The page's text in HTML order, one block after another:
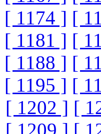
[ 1174 ] [
[ 1181 ] [
[ 1188 ] [
[ 1195 ] [
[ 1202 ] [